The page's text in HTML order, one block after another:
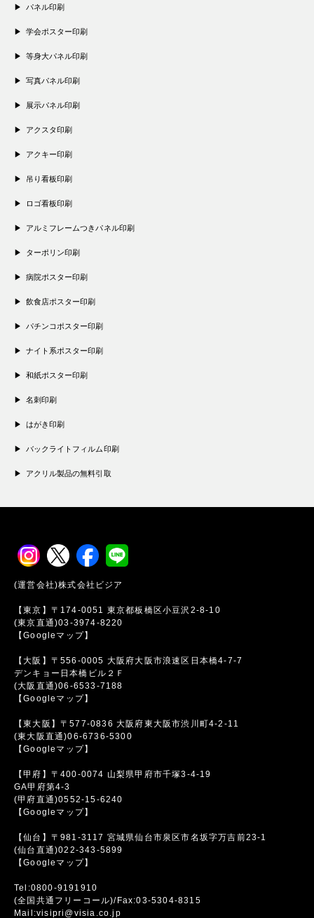
パネル印刷
学会ポスター印刷
等身大パネル印刷
写真パネル印刷
展示パネル印刷
アクスタ印刷
アクキー印刷
吊り看板印刷
ロゴ看板印刷
アルミフレームつきパネル印刷
ターポリン印刷
病院ポスター印刷
飲食店ポスター印刷
パチンコポスター印刷
ナイト系ポスター印刷
和紙ポスター印刷
名刺印刷
はがき印刷
バックライトフィルム印刷
アクリル製品の無料引取
(運営会社)株式会社ビジア
【東京】〒174-0051 東京都板橋区小豆沢2-8-10
(東京直通)03-3974-8220
【Googleマップ】
【大阪】〒556-0005 大阪府大阪市浪速区日本橋4-7-7
デンキョー日本橋ビル２Ｆ
(大阪直通)06-6533-7188
【Googleマップ】
【東大阪】〒577-0836 大阪府東大阪市渋川町4-2-11
(東大阪直通)06-6736-5300
【Googleマップ】
【甲府】〒400-0074 山梨県甲府市千塚3-4-19
GA甲府第4-3
(甲府直通)0552-15-6240
【Googleマップ】
【仙台】〒981-3117 宮城県仙台市泉区市名坂字万吉前23-1
(仙台直通)022-343-5899
【Googleマップ】
Tel:0800-9191910
(全国共通フリーコール)/Fax:03-5304-8315
Mail:visipri@visia.co.jp